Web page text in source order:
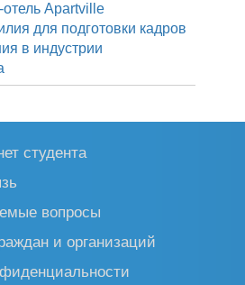
Apartville
для подготовки кадров
в индустрии
студента
вопросы
и организаций